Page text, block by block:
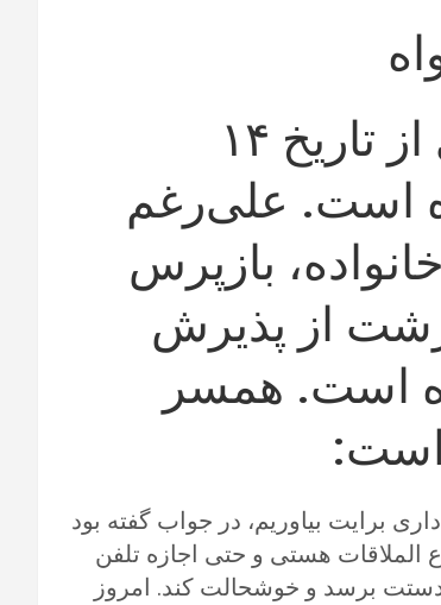
شریفه_محمدی، فعال کارگری از تاریخ ۱۴
است. علی‌رغم
بازپرس
از پذیرش
است. همسر
است:
برایت بیاوریم، در جواب گفته بود
الملاقات هستی و حتی اجازه تلفن
برسد و خوشحالت کند. امروز